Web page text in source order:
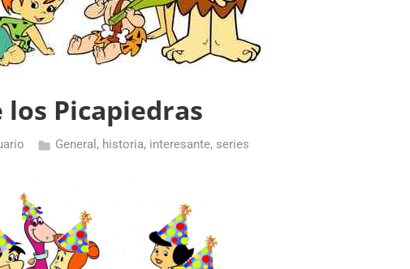
los Picapiedras
General , historia, interesante, series